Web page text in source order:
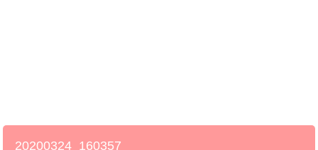
20200324_160357